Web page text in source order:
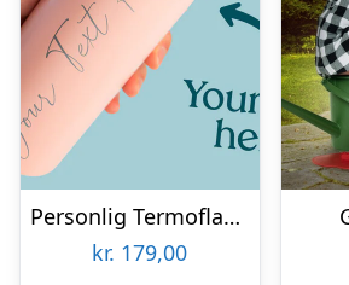
Personlig Termoflaske med Sugrør & Tekst – 600 ml
kr. 179,00